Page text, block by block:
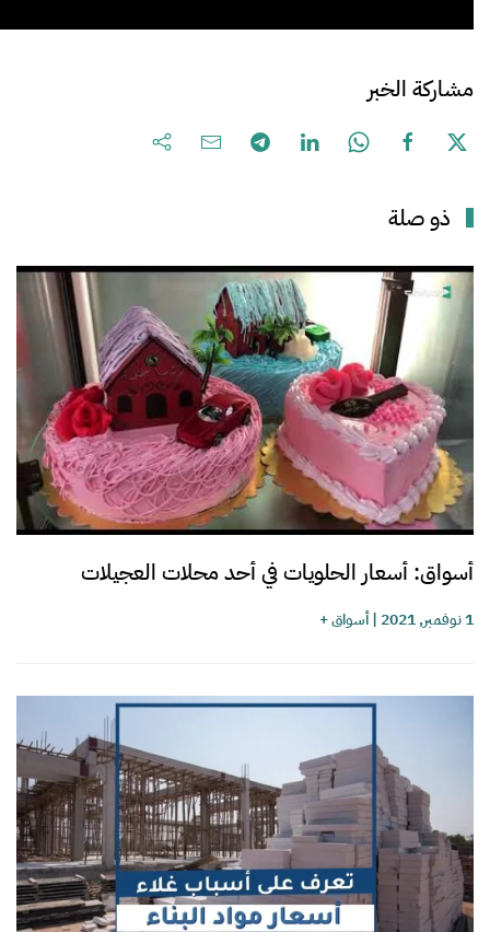
مشاركة الخبر
ذو صلة
أسواق: أسعار الحلويات في أحد محلات العجيلات
1 نوفمبر, 2021 |أسواق +